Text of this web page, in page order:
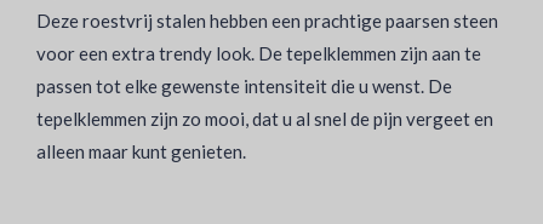
Deze roestvrij stalen hebben een prachtige paarsen steen
voor een extra trendy look. De tepelklemmen zijn aan te
passen tot elke gewenste intensiteit die u wenst. De
tepelklemmen zijn zo mooi, dat u al snel de pijn vergeet en
alleen maar kunt genieten.